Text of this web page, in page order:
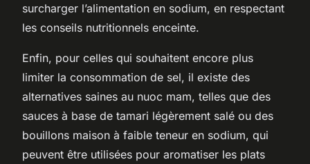
surcharger l’alimentation en sodium, en respectant
les conseils nutritionnels enceinte.
Enfin, pour celles qui souhaitent encore plus
limiter la consommation de sel, il existe des
alternatives saines au nuoc mam, telles que des
sauces à base de tamari légèrement salé ou des
bouillons maison à faible teneur en sodium, qui
peuvent être utilisées pour aromatiser les plats